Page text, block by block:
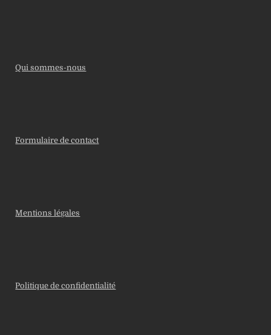
Qui sommes-nous
Formulaire de contact
Mentions légales
Politique de confidentialité